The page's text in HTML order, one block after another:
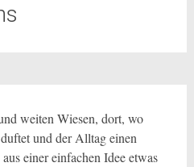
weiten Wiesen, dort, wo
und der Alltag einen
einer einfachen Idee etwas